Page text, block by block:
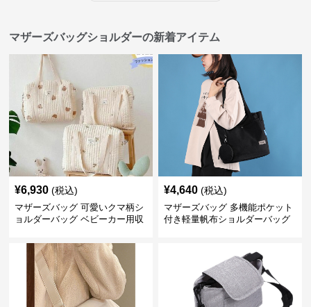
マザーズバッグショルダーの新着アイテム
¥6,930 (税込)
マザーズバッグ 可愛いクマ柄シ
ョルダーバッグ ベビーカー用収
¥4,640 (税込)
マザーズバッグ 多機能ポケット
付き軽量帆布ショルダーバッグ